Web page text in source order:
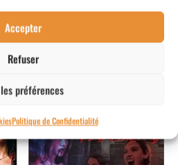
Accepter
Refuser
préférences
Politique de Confidentialité